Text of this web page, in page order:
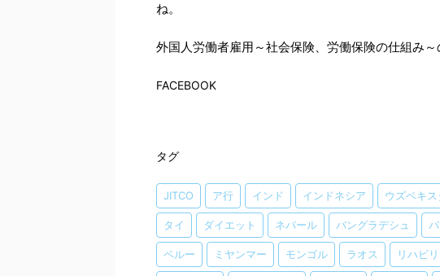
ね。
外国人労働者雇用～社会保険、労働保険の仕組み～
FACEBOOK
タグ
JITCO ア行 インド インドネシア ウズベキス
タイ ダイエット ネパール バングラデシュ
ペルー ミヤンマー モンゴル ラオス リハビ